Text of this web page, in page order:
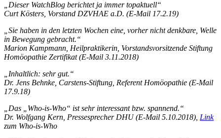
„Dieser WatchBlog berichtet ja immer topaktuell“
Curt Kösters, Vorstand DZVHAE a.D. (E-Mail 17.2.19)
„Sie haben in den letzten Wochen eine, vorher nicht denkbare, Welle
in Bewegung gebracht.“
Marion Kampmann, Heilpraktikerin, Vorstandsvorsitzende Stiftung
Homöopathie Zertifikat (E-Mail 3.11.2018)
„Inhaltlich: sehr gut.“
Dr. Jens Behnke, Carstens-Stiftung, Referent Homöopathie (E-Mail
17.9.18)
„Das „Who-is-Who“ ist sehr interessant bzw. spannend.“
Dr. Wolfgang Kern, Pressesprecher DHU (E-Mail 5.10.2018), Link
zum Who-is-Who